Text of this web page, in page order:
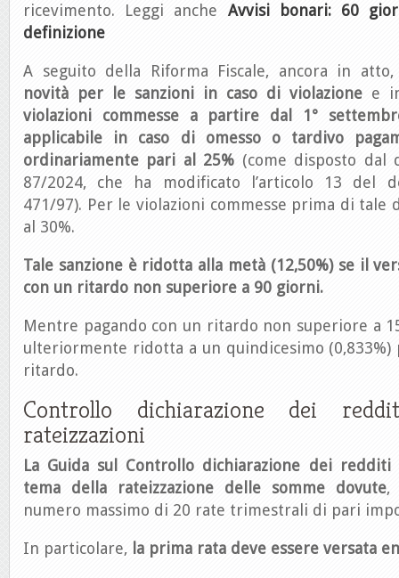
ricevimento. Leggi anche Avvisi bonari: 60
definizione
A seguito della Riforma Fiscale, ancora in
novità per le sanzioni in caso di violazione e
violazioni commesse a partire dal 1°
applicabile in caso di omesso o tardivo
ordinariamente pari al 25% (come disposto dal
87/2024, che ha modificato l’articolo 13 del
471/97). Per le violazioni commesse prima di tale
al 30%.
Tale sanzione è ridotta alla metà (12,50%) se il
con un ritardo non superiore a 90 giorni.
Mentre pagando con un ritardo non superiore a
ulteriormente ridotta a un quindicesimo (0,833%)
ritardo.
Controllo dichiarazione dei
rateizzazioni
La Guida sul Controllo dichiarazione dei
tema della rateizzazione delle somme dovute,
numero massimo di 20 rate trimestrali di pari
In particolare, la prima rata deve essere versata